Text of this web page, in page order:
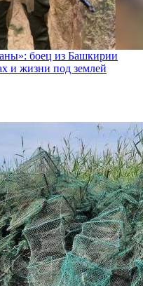
боец из Башкирии
и жизни под землей